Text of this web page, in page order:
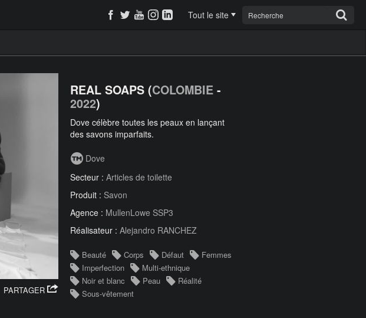
Tout le site
PARTAGER
REAL SOAPS (COLOMBIE -
2022)
Dove célèbre toutes les peaux en lançant
des savons imparfaits.
Dove
Secteur : Articles de toilette
Produit : Savon
Agence : MullenLowe SSP3
Réalisateur : Alejandro RANCHEZ
Beauté Corps Défaut
Femmes
Imperfection
Multi-ethnique
Noir et blanc
Peau
Réalité
Sous-vêtement